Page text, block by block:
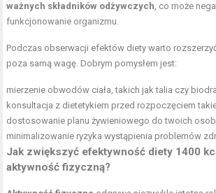
ważnych składników odżywczych, co może
funkcjonowanie organizmu.
Podczas obserwacji efektów diety warto
poza samą wagę. Dobrym pomysłem jest:
mierzenie obwodów ciała, takich jak talia czy
konsultacja z dietetykiem przed rozpoczęciem
dostosowanie planu żywieniowego do twoich
minimalizowanie ryzyka wystąpienia problemów
Jak zwiększyć efektywność diety 1400
aktywność fizyczną?